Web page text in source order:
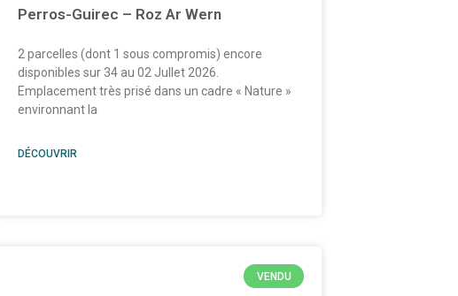
Perros-Guirec – Roz Ar Wern
2 parcelles (dont 1 sous compromis) encore
disponibles sur 34 au 02 Jullet 2026.
Emplacement très prisé dans un cadre « Nature »
environnant la
DÉCOUVRIR
VENDU